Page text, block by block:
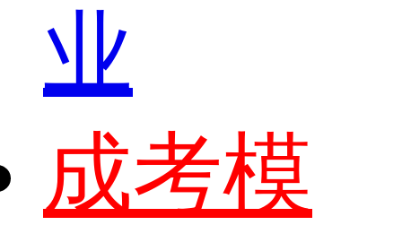
业
成考模